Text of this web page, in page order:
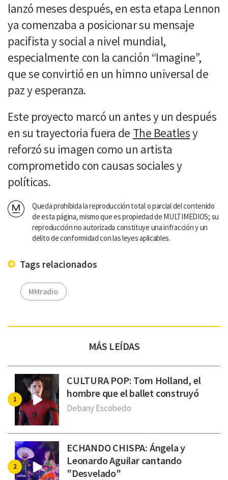
lanzó meses después, en esta etapa Lennon
ya comenzaba a posicionar su mensaje
pacifista y social a nivel mundial,
especialmente con la canción “Imagine”,
que se convirtió en un himno universal de
paz y esperanza.
Este proyecto marcó un antes y un después
en su trayectoria fuera de The Beatlesy
reforzó su imagen como un artista
comprometido con causas sociales y
políticas.
Queda prohibida la reproducción total o parcial del contenido
de esta página, mismo que es propiedad de MULTIMEDIOS; su
reproducción no autorizada constituye una infracción y un
delito de conformidad con las leyes aplicables.
Tags relacionados
MMradio
MÁS LEÍDAS
CULTURA POP: Tom Holland, el
hombre que el ballet construyó
Debany Escobedo
ECHANDO CHISPA: Ángela y
Leonardo Aguilar cantando
"Desvelado"